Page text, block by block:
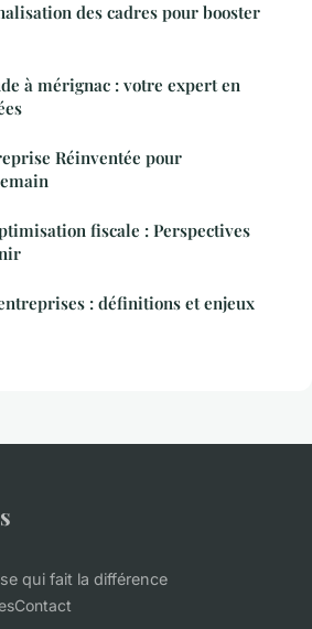
des cadres pour booster
à mérignac : votre expert en
Réinventée pour
fiscale : Perspectives
: définitions et enjeux
qui fait la différence
Contact